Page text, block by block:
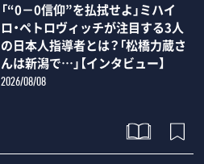
「“0－0信仰”を払拭せよ」ミハイ
ロ・ペトロヴィッチが注目する3人
の日本人指導者とは？「松橋力蔵さ
んは新潟で…」【インタビュー】
2026/08/08